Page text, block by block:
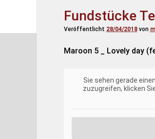
Fundstücke
Veröffentlicht 28/04/2018von
Maroon 5 _ Lovely day
Sie sehen gerade
zuzugreifen, klicken